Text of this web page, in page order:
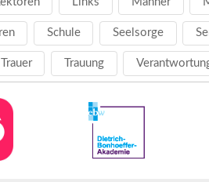
Schule Seelsorge
Trauer Trauung